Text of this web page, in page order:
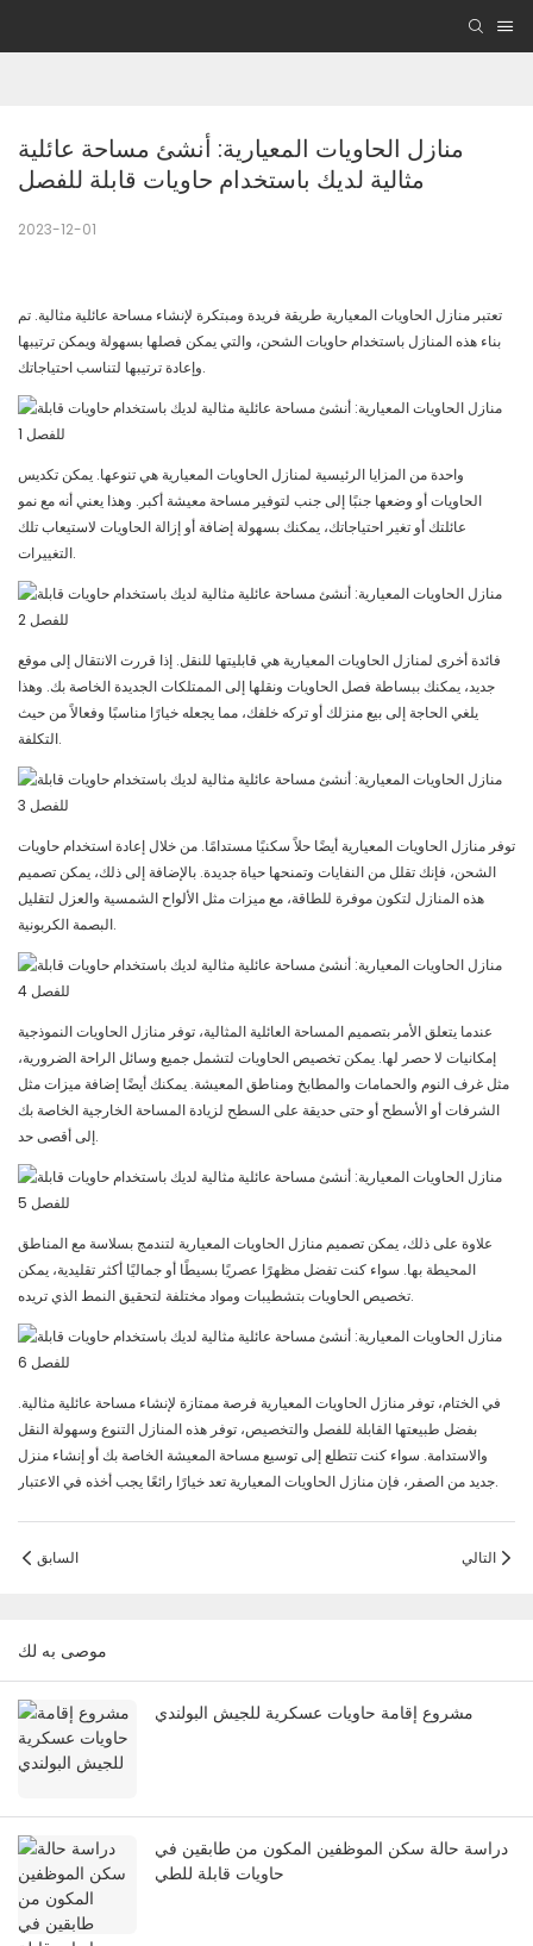
منازل الحاويات المعيارية: أنشئ مساحة عائلية
مثالية لديك باستخدام حاويات قابلة للفصل
2023-12-01
تعتبر منازل الحاويات المعيارية طريقة فريدة ومبتكرة لإنشاء مساحة عائلية مثالية. تم
بناء هذه المنازل باستخدام حاويات الشحن، والتي يمكن فصلها بسهولة ويمكن ترتيبها
وإعادة ترتيبها لتناسب احتياجاتك.
واحدة من المزايا الرئيسية لمنازل الحاويات المعيارية هي تنوعها. يمكن تكديس
الحاويات أو وضعها جنبًا إلى جنب لتوفير مساحة معيشة أكبر. وهذا يعني أنه مع نمو
عائلتك أو تغير احتياجاتك، يمكنك بسهولة إضافة أو إزالة الحاويات لاستيعاب تلك
التغييرات.
فائدة أخرى لمنازل الحاويات المعيارية هي قابليتها للنقل. إذا قررت الانتقال إلى موقع
جديد، يمكنك ببساطة فصل الحاويات ونقلها إلى الممتلكات الجديدة الخاصة بك. وهذا
يلغي الحاجة إلى بيع منزلك أو تركه خلفك، مما يجعله خيارًا مناسبًا وفعالاً من حيث
التكلفة.
توفر منازل الحاويات المعيارية أيضًا حلاً سكنيًا مستدامًا. من خلال إعادة استخدام حاويات
الشحن، فإنك تقلل من النفايات وتمنحها حياة جديدة. بالإضافة إلى ذلك، يمكن تصميم
هذه المنازل لتكون موفرة للطاقة، مع ميزات مثل الألواح الشمسية والعزل لتقليل
البصمة الكربونية.
عندما يتعلق الأمر بتصميم المساحة العائلية المثالية، توفر منازل الحاويات النموذجية
إمكانيات لا حصر لها. يمكن تخصيص الحاويات لتشمل جميع وسائل الراحة الضرورية،
مثل غرف النوم والحمامات والمطابخ ومناطق المعيشة. يمكنك أيضًا إضافة ميزات مثل
الشرفات أو الأسطح أو حتى حديقة على السطح لزيادة المساحة الخارجية الخاصة بك
إلى أقصى حد.
علاوة على ذلك، يمكن تصميم منازل الحاويات المعيارية لتندمج بسلاسة مع المناطق
المحيطة بها. سواء كنت تفضل مظهرًا عصريًا بسيطًا أو جماليًا أكثر تقليدية، يمكن
تخصيص الحاويات بتشطيبات ومواد مختلفة لتحقيق النمط الذي تريده.
في الختام، توفر منازل الحاويات المعيارية فرصة ممتازة لإنشاء مساحة عائلية مثالية.
بفضل طبيعتها القابلة للفصل والتخصيص، توفر هذه المنازل التنوع وسهولة النقل
والاستدامة. سواء كنت تتطلع إلى توسيع مساحة المعيشة الخاصة بك أو إنشاء منزل
جديد من الصفر، فإن منازل الحاويات المعيارية تعد خيارًا رائعًا يجب أخذه في الاعتبار.
السابق التالي
موصى به لك
مشروع إقامة حاويات عسكرية للجيش البولندي
دراسة حالة سكن الموظفين المكون من طابقين في
حاويات قابلة للطي